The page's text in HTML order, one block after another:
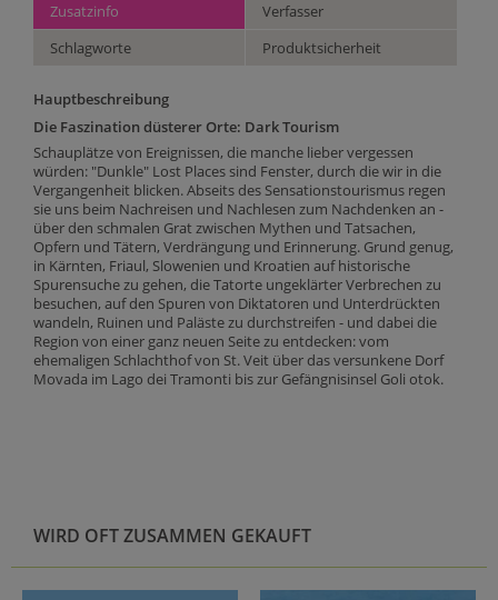
Zusatzinfo
Verfasser
Schlagworte
Produktsicherheit
Hauptbeschreibung
Die Faszination düsterer Orte: Dark Tourism
Schauplätze von Ereignissen, die manche lieber vergessen
würden: "Dunkle" Lost Places sind Fenster, durch die wir in die
Vergangenheit blicken. Abseits des Sensationstourismus regen
sie uns beim Nachreisen und Nachlesen zum Nachdenken an -
über den schmalen Grat zwischen Mythen und Tatsachen,
Opfern und Tätern, Verdrängung und Erinnerung. Grund genug,
in Kärnten, Friaul, Slowenien und Kroatien auf historische
Spurensuche zu gehen, die Tatorte ungeklärter Verbrechen zu
besuchen, auf den Spuren von Diktatoren und Unterdrückten
wandeln, Ruinen und Paläste zu durchstreifen - und dabei die
Region von einer ganz neuen Seite zu entdecken: vom
ehemaligen Schlachthof von St. Veit über das versunkene Dorf
Movada im Lago dei Tramonti bis zur Gefängnisinsel Goli otok.
WIRD OFT ZUSAMMEN GEKAUFT